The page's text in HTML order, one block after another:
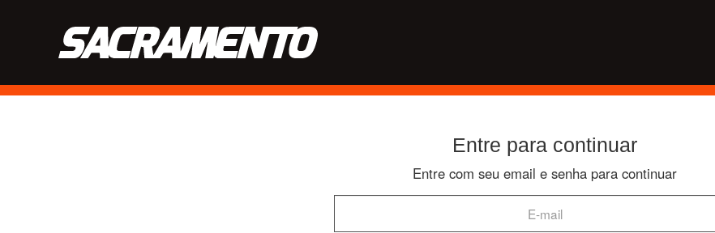
Entre para continuar
Entre com seu email e senha para continuar